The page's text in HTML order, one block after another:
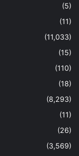
(5)
(11)
(11,033)
(15)
(110)
(18)
(8,293)
(11)
(26)
(3,569)